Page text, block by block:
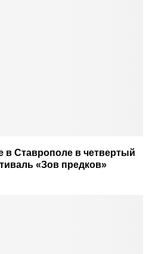
в Ставрополе в четвертый
«Зов предков»